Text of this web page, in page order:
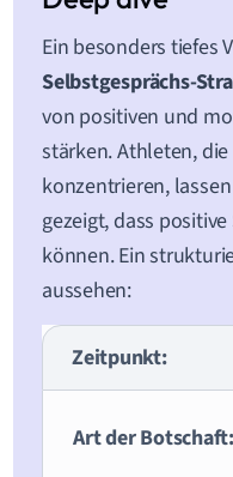
Ein besonders tiefes
Selbstgesprächs-
von positiven und
stärken. Athleten,
konzentrieren,
gezeigt, dass
können. Ein
aussehen:
Zeitpunkt:
Art der Botschaft: